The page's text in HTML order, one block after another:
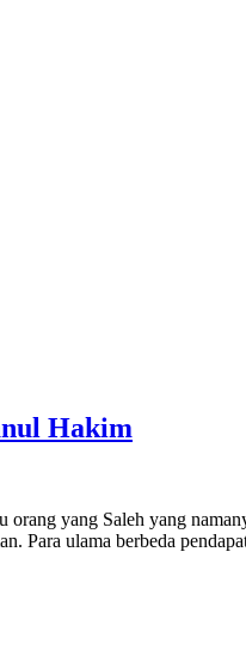
Hakim
yang Saleh yang
Para ulama berbeda